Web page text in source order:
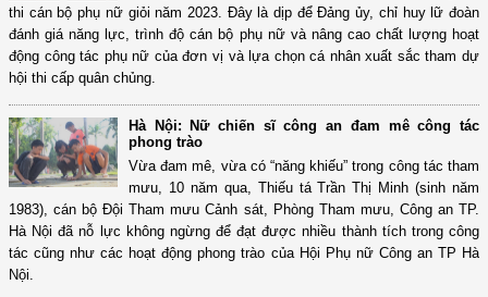
thi cán bộ phụ nữ giỏi năm 2023. Đây là dịp để Đảng ủy, chỉ huy lữ đoàn
đánh giá năng lực, trình độ cán bộ phụ nữ và nâng cao chất lượng hoạt
động công tác phụ nữ của đơn vị và lựa chọn cá nhân xuất sắc tham dự
hội thi cấp quân chủng.
Hà Nội: Nữ chiến sĩ công an đam mê công tác
phong trào
Vừa đam mê, vừa có “năng khiếu” trong công tác tham
mưu, 10 năm qua, Thiếu tá Trần Thị Minh (sinh năm
1983), cán bộ Đội Tham mưu Cảnh sát, Phòng Tham mưu, Công an TP.
Hà Nội đã nỗ lực không ngừng để đạt được nhiều thành tích trong công
tác cũng như các hoạt động phong trào của Hội Phụ nữ Công an TP Hà
Nội.